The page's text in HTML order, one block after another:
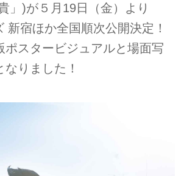
」)が５月19日（金）より
新宿ほか全国順次公開決定！
ポスタービジュアルと場面写
りました！